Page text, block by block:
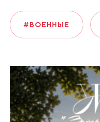
#ВОЕННЫЕ